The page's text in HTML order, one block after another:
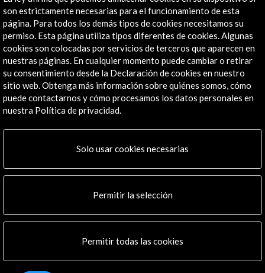
+34 91 700 4000
José Abascal, 4 - 4º
28003 Madrid, España
Canales de contacto
Explora
Institucional
Actividades
Programa PICE
Noticias
Mapa Web
son estrictamente necesarias para el funcionamiento de esta
página. Para todos los demás tipos de cookies necesitamos su
permiso. Esta página utiliza tipos diferentes de cookies. Algunas
cookies son colocadas por servicios de terceros que aparecen en
nuestras páginas. En cualquier momento puede cambiar o retirar
su consentimiento desde la Declaración de cookies en nuestro
sitio web. Obtenga más información sobre quiénes somos, cómo
puede contactarnos y cómo procesamos los datos personales en
nuestra Política de privacidad.
Solo usar cookies necesarias
Permitir la selección
Permitir todas las cookies